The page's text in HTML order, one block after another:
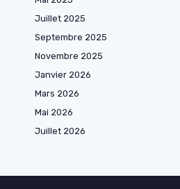
Juillet 2025
Septembre 2025
Novembre 2025
Janvier 2026
Mars 2026
Mai 2026
Juillet 2026